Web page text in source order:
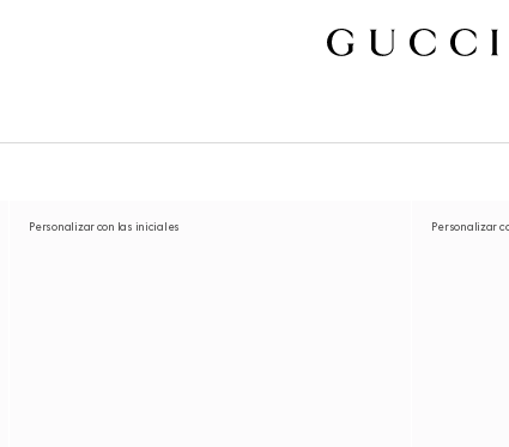
Personalizar con las iniciales Personalizar